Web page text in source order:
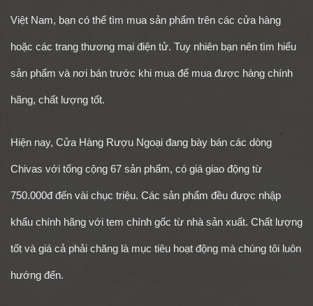
Việt Nam, bạn có thể tìm mua sản phẩm trên các cửa hàng
hoặc các trang thương mại điện tử. Tuy nhiên bạn nên tìm hiểu
sản phẩm và nơi bán trước khi mua để mua được hàng chính
hãng, chất lượng tốt.
Hiện nay, Cửa Hàng Rượu Ngoại đang bày bán các dòng
Chivas với tổng cộng 67 sản phẩm, có giá giao động từ
750.000đ đến vài chục triệu. Các sản phẩm đều được nhập
khẩu chính hãng với tem chính gốc từ nhà sản xuất. Chất lượng
tốt và giá cả phải chăng là mục tiêu hoạt động mà chúng tôi luôn
hướng đến.